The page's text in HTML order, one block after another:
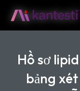
Hồ sơ
bảng